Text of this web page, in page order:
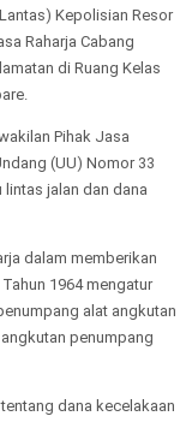
Kepolisian Resor
Raharja Cabang
di Ruang Kelas
Pihak Jasa
(UU) Nomor 33
lintas jalan dan dana
dalam memberikan
1964 mengatur
alat angkutan
penumpang
dana kecelakaan